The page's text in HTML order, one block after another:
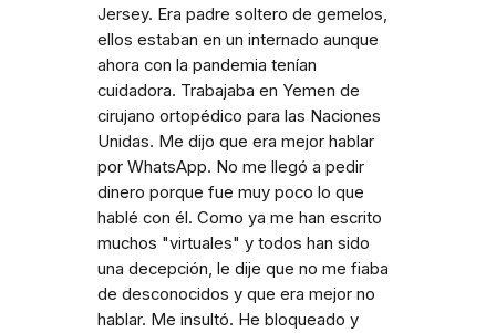
Jersey. Era padre soltero de gemelos,
ellos estaban en un internado aunque
ahora con la pandemia tenían
cuidadora. Trabajaba en Yemen de
cirujano ortopédico para las Naciones
Unidas. Me dijo que era mejor hablar
por WhatsApp. No me llegó a pedir
dinero porque fue muy poco lo que
hablé con él. Como ya me han escrito
muchos "virtuales" y todos han sido
una decepción, le dije que no me fiaba
de desconocidos y que era mejor no
hablar. Me insultó. He bloqueado y